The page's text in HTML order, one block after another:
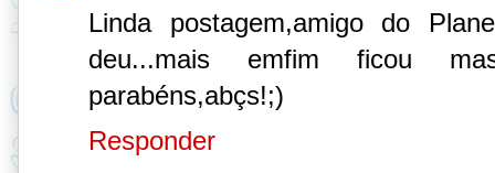
Linda postagem,amigo do
deu...mais emfim ficou
parabéns,abçs!;)
Responder